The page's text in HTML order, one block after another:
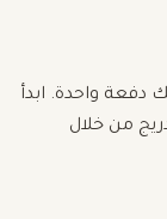
دفعة واحدة. ابدأ
من خلال